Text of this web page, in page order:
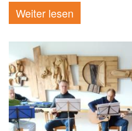
Weiter lesen